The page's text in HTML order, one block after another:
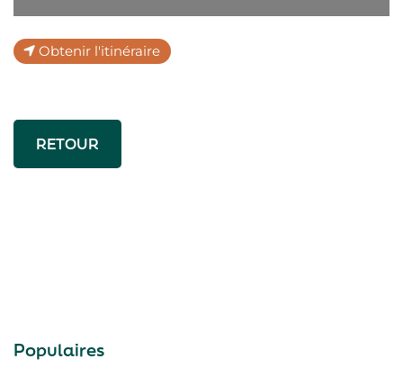
Obtenir l'itinéraire
RETOUR
Populaires